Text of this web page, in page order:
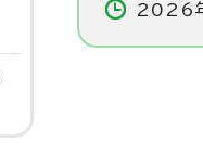
2026